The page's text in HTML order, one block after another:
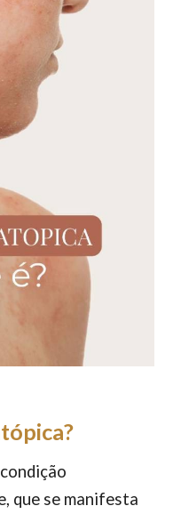
que se manifesta